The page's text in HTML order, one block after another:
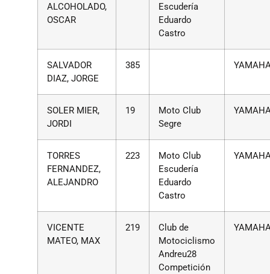
ALCOHOLADO,
OSCAR
Escudería
Eduardo
Castro
SALVADOR
DIAZ, JORGE
385
SOLER MIER,
JORDI
19
Moto Club
Segre
TORRES
FERNANDEZ,
ALEJANDRO
223
Moto Club
Escudería
Eduardo
Castro
VICENTE
MATEO, MAX
219
Club de
Motociclismo
Andreu28
Competición